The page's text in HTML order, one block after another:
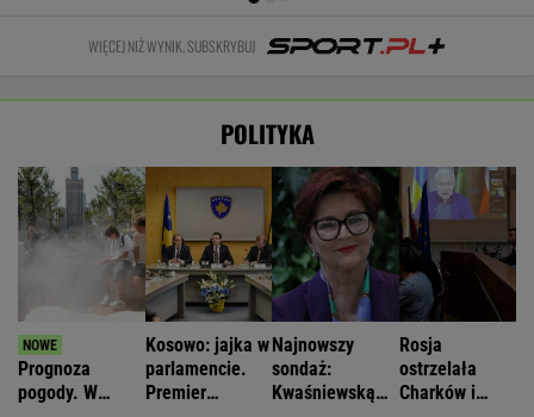
WIĘCEJ NIŻ WYNIK. SUBSKRYBUJ
POLITYKA
Prognoza
pogody. W
Kosowo: jajka w
parlamencie.
Premier
Najnowszy
sondaż:
Kwaśniewską
Rosja
ostrzelała
Charków i